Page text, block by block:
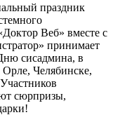
праздник
Веб» вместе с
принимает
сисадмина, в
Орле, Челябинске,
сюрпризы,